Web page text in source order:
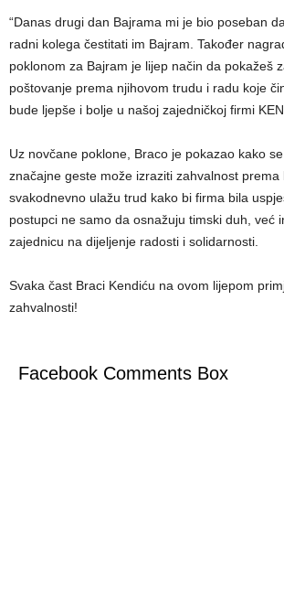
“Danas drugi dan Bajrama mi je bio poseban
radni kolega čestitati im Bajram. Također
poklonom za Bajram je lijep način da pokažeš
poštovanje prema njihovom trudu i radu koje
bude ljepše i bolje u našoj zajedničkoj firmi
Uz novčane poklone, Braco je pokazao kako
značajne geste može izraziti zahvalnost prema
svakodnevno ulažu trud kako bi firma bila
postupci ne samo da osnažuju timski duh, već
zajednicu na dijeljenje radosti i solidarnosti.
Svaka čast Braci Kendiću na ovom lijepom
zahvalnosti!
Facebook Comments Box